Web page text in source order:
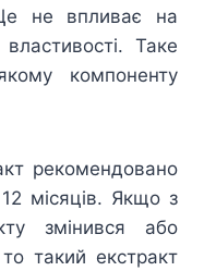
не впливає на
Таке
компоненту
рекомендовано
місяців. Якщо з
змінився або
то такий екстракт